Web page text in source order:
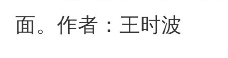
面。作者：王时波